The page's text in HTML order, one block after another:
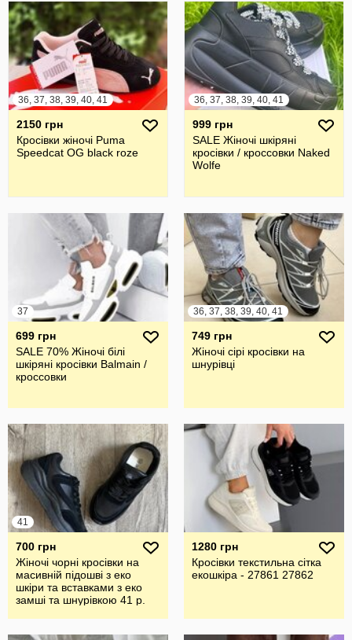
36, 37, 38, 39, 40, 41
2150 грн
Кросівки жіночі Puma
Speedcat OG black roze
36, 37, 38, 39, 40, 41
999 грн
SALE Жіночі шкіряні
кросівки / кроссовки Naked
Wolfe
37
699 грн
SALE 70% Жіночі білі
шкіряні кросівки Balmain /
кроссовки
36, 37, 38, 39, 40, 41
749 грн
Жіночі сірі кросівки на
шнурівці
41
700 грн
Жіночі чорні кросівки на
масивній підошві з еко
шкіри та вставками з еко
замші та шнурівкою 41 р.
1280 грн
Кросівки текстильна сітка
екошкіра - 27861 27862